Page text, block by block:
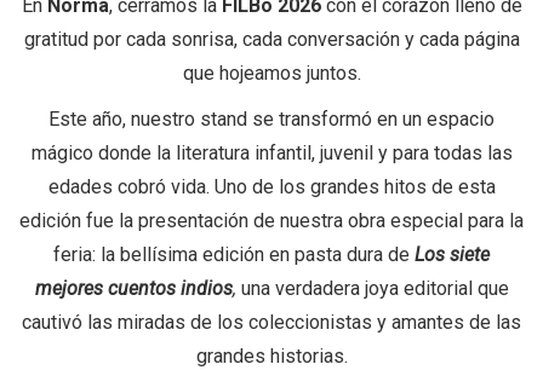
En Norma, cerramos la FILBo 2026con el corazón lleno de
gratitud por cada sonrisa, cada conversación y cada página
que hojeamos juntos.
Este año, nuestro stand se transformó en un espacio
mágico donde la literatura infantil, juvenil y para todas las
edades cobró vida. Uno de los grandes hitos de esta
edición fue la presentación de nuestra obra especial para la
feria: la bellísima edición en pasta dura de Los siete
mejores cuentos indios, una verdadera joya editorial que
cautivó las miradas de los coleccionistas y amantes de las
grandes historias.